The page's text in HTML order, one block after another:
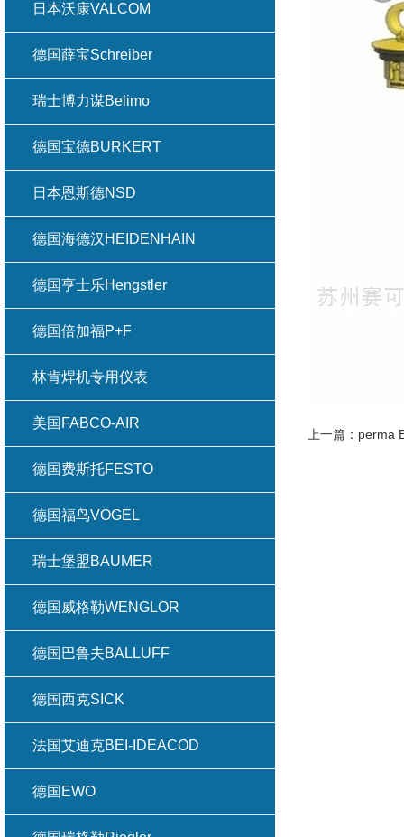
上一篇： perma
日本沃康VALCOM
德国薛宝Schreiber
瑞士博力谋Belimo
德国宝德BURKERT
日本恩斯德NSD
德国海德汉HEIDENHAIN
德国亨士乐Hengstler
德国倍加福P+F
林肯焊机专用仪表
美国FABCO-AIR
德国费斯托FESTO
德国福鸟VOGEL
瑞士堡盟BAUMER
德国威格勒WENGLOR
德国巴鲁夫BALLUFF
德国西克SICK
法国艾迪克BEI-IDEACOD
德国EWO